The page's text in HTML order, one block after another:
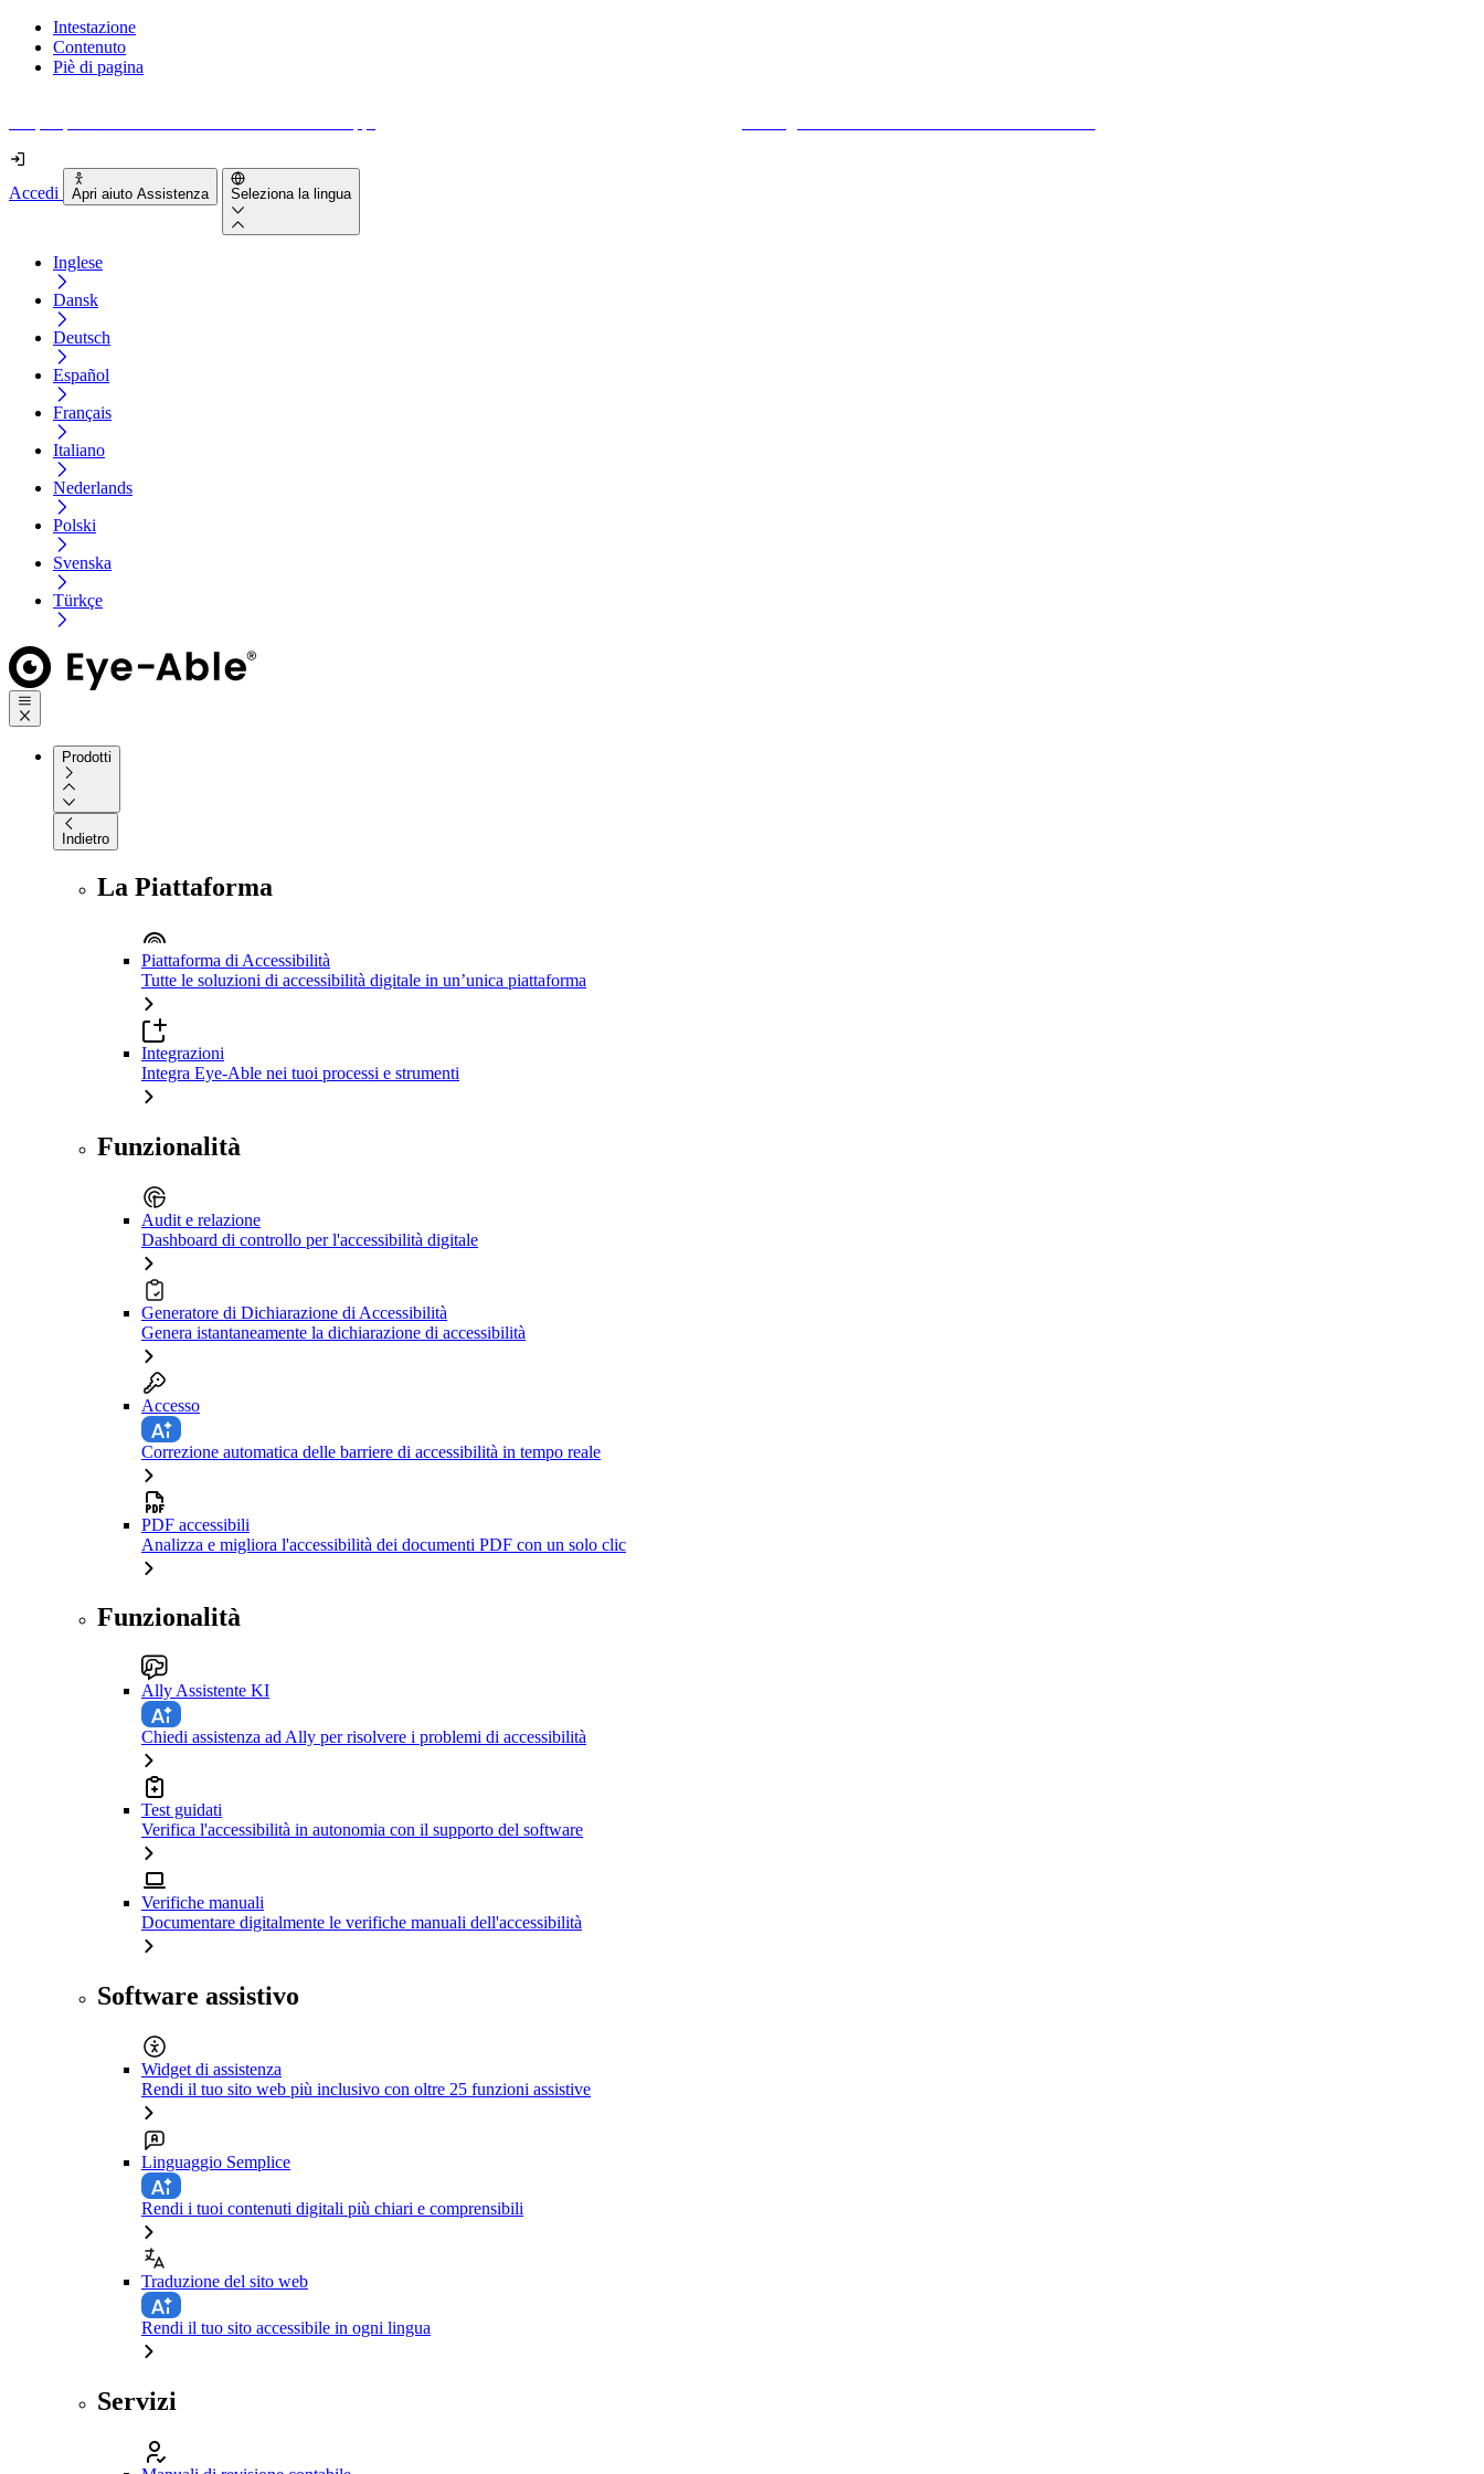
Intestazione
Contenuto
Piè di pagina
Accedi Apri aiuto Assistenza Seleziona la lingua
Inglese
Dansk
Deutsch
Español
Français
Italiano
Nederlands
Polski
Svenska
Türkçe
Prodotti
Indietro
La Piattaforma
Piattaforma di Accessibilità
Tutte le soluzioni di accessibilità digitale in un’unica piattaforma
Integrazioni
Integra Eye-Able nei tuoi processi e strumenti
Funzionalità
Audit e relazione
Dashboard di controllo per l'accessibilità digitale
Generatore di Dichiarazione di Accessibilità
Genera istantaneamente la dichiarazione di accessibilità
Accesso
Correzione automatica delle barriere di accessibilità in tempo reale
PDF accessibili
Analizza e migliora l'accessibilità dei documenti PDF con un solo clic
Funzionalità
Ally Assistente KI
Chiedi assistenza ad Ally per risolvere i problemi di accessibilità
Test guidati
Verifica l'accessibilità in autonomia con il supporto del software
Verifiche manuali
Documentare digitalmente le verifiche manuali dell'accessibilità
Software assistivo
Widget di assistenza
Rendi il tuo sito web più inclusivo con oltre 25 funzioni assistive
Linguaggio Semplice
Rendi i tuoi contenuti digitali più chiari e comprensibili
Traduzione del sito web
Rendi il tuo sito accessibile in ogni lingua
Servizi